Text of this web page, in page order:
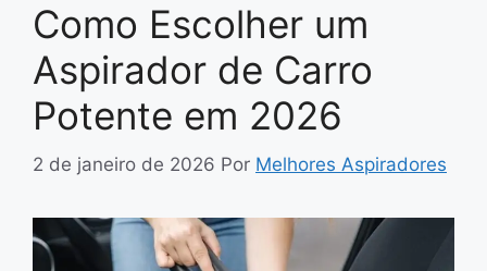
Como Escolher um
Aspirador de Carro
Potente em 2026
2 de janeiro de 2026 Por Melhores Aspiradores